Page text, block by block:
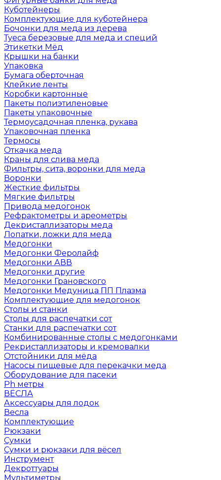
Куботейнеры
Комплектующие для куботейнера
Бочонки для меда из дерева
Туеса березовые для меда и специй
Этикетки Мёд
Крышки на банки
Упаковка
Бумага оберточная
Клейкие ленты
Коробки картонные
Пакеты полиэтиленовые
Пакеты упаковочные
Термоусадочная пленка, рукава
Упаковочная пленка
Термосы
Откачка меда
Краны для слива меда
Фильтры, сита, воронки для меда
Воронки
Жесткие фильтры
Мягкие фильтры
Привода медогонок
Рефрактометры и ареометры
Декристаллизаторы меда
Лопатки, ложки для меда
Медогонки
Медогонки Феролайф
Медогонки АВВ
Медогонки другие
Медогонки Грановского
Медогонки Медуница ПП Плазма
Комплектующие для медогонок
Столы и станки
Столы для распечатки сот
Станки для распечатки сот
Комбинированные столы с медогонками
Рекристаллизаторы и кремовалки
Отстойники для мёда
Насосы пищевые для перекачки меда
Оборудование для пасеки
Ph метры
ВЁСЛА
Аксессуары для лодок
Весла
Комплектующие
Рюкзаки
Сумки
Сумки и рюкзаки для вёсел
Инструмент
Декроттуары
Мультиметры